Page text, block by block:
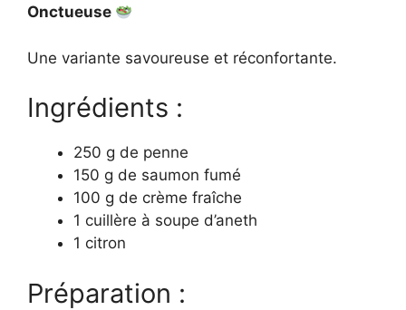
Onctueuse
Une variante savoureuse et réconfortante.
Ingrédients :
250 g de penne
150 g de saumon fumé
100 g de crème fraîche
1 cuillère à soupe d’aneth
1 citron
Préparation :